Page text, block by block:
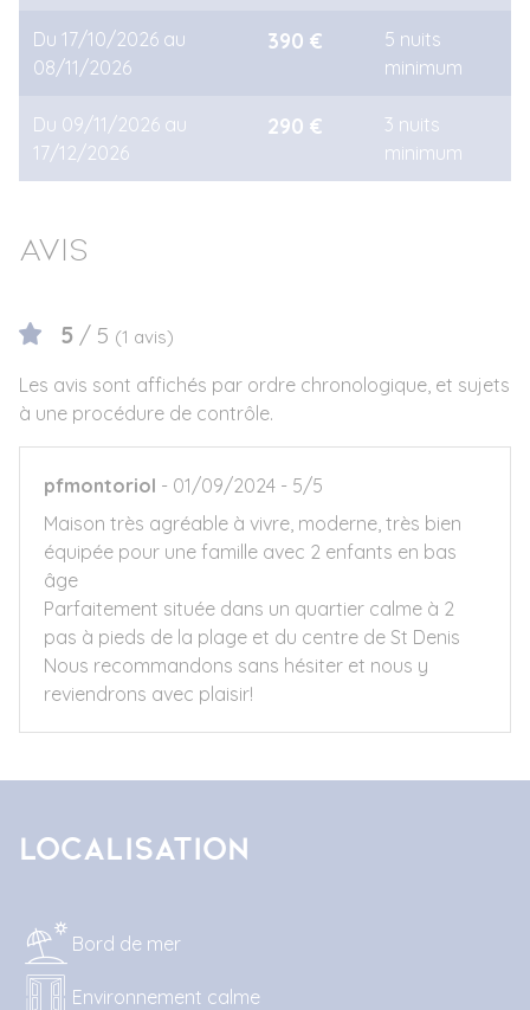
Du 17/10/2026 au
08/11/2026
390 €
5 nuits
minimum
Du 09/11/2026 au
17/12/2026
290 €
3 nuits
minimum
Avis
5 / 5 (1 avis)
Les avis sont affichés par ordre chronologique, et sujets
à une procédure de contrôle.
pfmontoriol 01/09/2024
5/5
Maison très agréable à vivre, moderne, très bien
équipée pour une famille avec 2 enfants en bas
âge
Parfaitement située dans un quartier calme à 2
pas à pieds de la plage et du centre de St Denis
Nous recommandons sans hésiter et nous y
reviendrons avec plaisir!
Localisation
Bord de mer
Environnement calme